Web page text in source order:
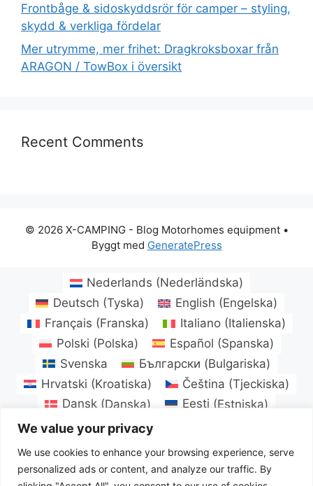
We value your privacy
We use cookies to enhance your browsing experience, serve
personalized ads or content, and analyze our traffic. By
Frontbåge & sidoskyddsrör för camper – styling,
skydd & verkliga fördelar
Mer utrymme, mer frihet: Dragkroksboxar från
ARAGON / TowBox i översikt
Recent Comments
© 2026 X-CAMPING - Blog Motorhomes equipment•
Byggt med GeneratePress
Nederlands (Nederländska)
Deutsch (Tyska) English (Engelska)
Français (Franska) Italiano(Italienska)
Polski (Polska) Español (Spanska)
Svenska
Български (Bulgariska)
Hrvatski (Kroatiska) Čeština (Tjeckiska)
Dansk (Danska) Eesti (Estniska)
Suomi(Finska)
Norsk bokmål(Norskt Bokmål)